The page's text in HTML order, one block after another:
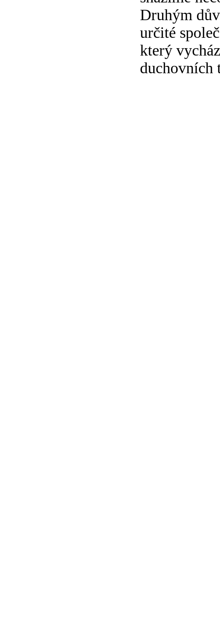
Druhým
určité
který
duchovních